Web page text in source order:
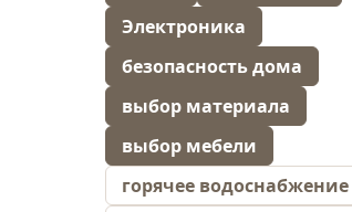
Электроника
безопасность дома
выбор материала
выбор мебели
горячее водоснабжение